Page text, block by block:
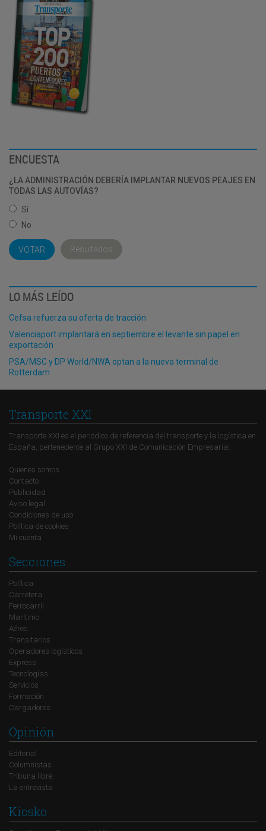
ENCUESTA
¿LA ADMINISTRACIÓN DEBERÍA IMPLANTAR NUEVOS PEAJES EN
TODAS LAS AUTOVÍAS?
Sí
No
Resultados
LO MÁS LEÍDO
Cefsa refuerza su oferta de tracción
Valenciaport implantará en septiembre el levante sin papel en
exportación
PSA/MSC y DP World/NWA optan a la nueva terminal de
Rotterdam
Transporte XXI
Transporte XXI es el periódico de referencia del transporte y la logística en
España, perteneciente al Grupo XXI de Comunicación Empresarial.
Quienes somos
Contacto
Publicidad
Aviso legal
Condiciones de uso
Política de cookies
Mi cuenta
Secciones
Política
Carretera
Ferrocarril
Marítimo
Aéreo
Transitarios
Operadores logísticos
Express
Tecnologías
Servicios
Formación
Cargadores
Opinión
Editorial
Columnistas
Tribuna libre
La entrevista
Kiosko